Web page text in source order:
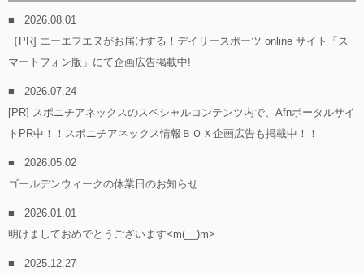
2026.08.01
［PR] エーエフエヌがお届けする！デイリースポーツ online サイト「ス
マートフォン版」にて企画広告掲載中!
2026.07.24
[PR] スポニチアネックスのスペシャルコンテンツ内で、Afnポータルサイ
トPR中！！スポニチアネックス情報ＢＯＸ企画広告も掲載中！！
2026.05.02
ゴールデンウィークの休業日のお知らせ
2026.01.01
明けましておめでとうございます<m(__)m>
2025.12.27